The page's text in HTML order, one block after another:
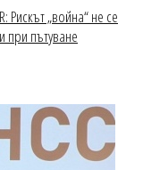
Рискът „война“ не се
при пътуване